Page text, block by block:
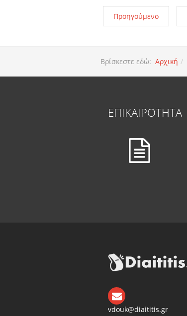
Προηγούμενο
Βρίσκεστε εδώ: Αρχική
ΕΠΙΚΑΙΡΟΤΗΤΑ
vdouk@diaititis.gr